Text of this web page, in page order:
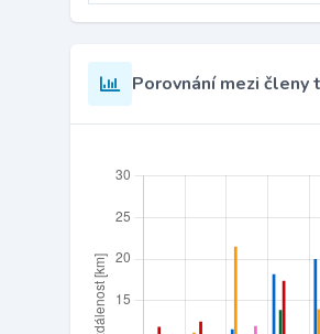
Porovnání mezi členy